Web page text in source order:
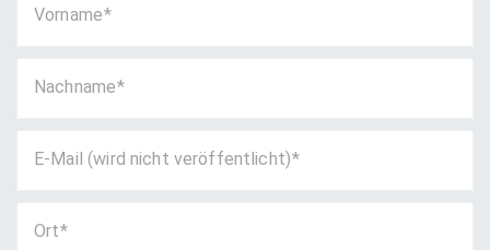
Vorname
Nachname
E-Mail (wird nicht veröffentlicht)
Ort